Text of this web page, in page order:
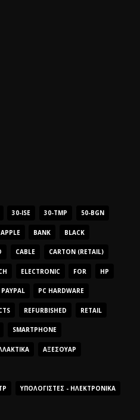
30-ISE 30-TMP 50-BGN
APPLE BANK BLACK
CABLE CARTON (RETAIL)
ELECTRONIC FOR HP
PAYPAL PC HARDWARE
REFURBISHED RETAIL
SMARTPHONE
ΑΞΕΣΟΥΆΡ
ΥΠΟΛΟΓΙΣΤΈΣ - ΗΛΕΚΤΡΟΝΙΚΆ